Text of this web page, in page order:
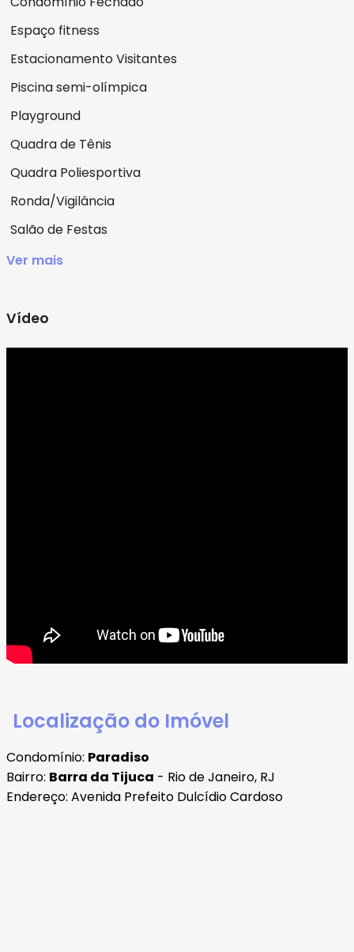
Espaço fitness
Estacionamento Visitantes
Piscina semi-olímpica
Playground
Quadra de Tênis
Quadra Poliesportiva
Ronda/Vigilância
Salão de Festas
Ver mais
Vídeo
Localização do Imóvel
Condomínio: Paradiso
Bairro: Barra da Tijuca - Rio de Janeiro, RJ
Endereço: Avenida Prefeito Dulcídio Cardoso